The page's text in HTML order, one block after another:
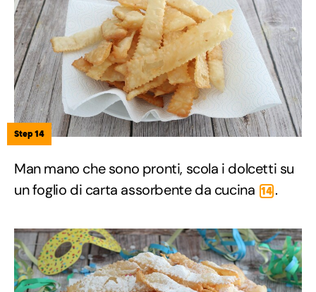
Step 14
Man mano che sono pronti, scola i dolcetti su
un foglio di carta assorbente da cucina 14 .